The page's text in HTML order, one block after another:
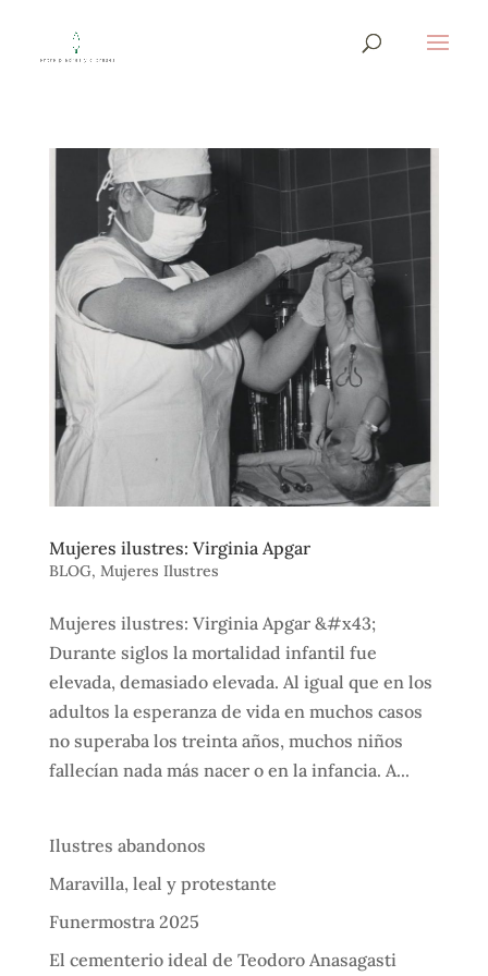
Mujeres ilustres: Virginia Apgar
BLOG, Mujeres Ilustres
Mujeres ilustres: Virginia Apgar &#x43;
Durante siglos la mortalidad infantil fue
elevada, demasiado elevada. Al igual que en los
adultos la esperanza de vida en muchos casos
no superaba los treinta años, muchos niños
fallecían nada más nacer o en la infancia. A...
Ilustres abandonos
Maravilla, leal y protestante
Funermostra 2025
El cementerio ideal de Teodoro Anasagasti